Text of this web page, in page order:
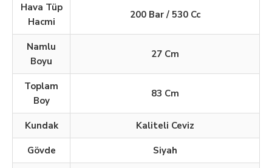
Hava Tüp
Hacmi
200 Bar / 530 Cc
Namlu
Boyu
27 Cm
Toplam
Boy
83 Cm
Kundak Kaliteli Ceviz
Gövde Siyah